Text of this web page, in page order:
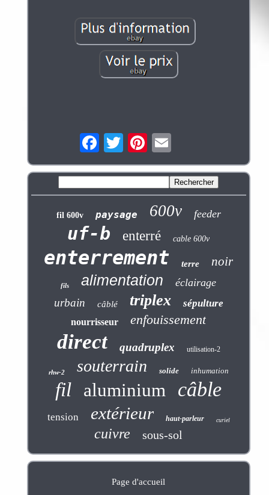
fil 600v paysage 600v feeder
uf-b enterré cable 600v
enterrement terre noir
fils alimentation éclairage
urbain câblé triplex sépulture
nourrisseur enfouissement
direct quadruplex utilisation-2
rhw-2 souterrain solide inhumation
fil aluminium câble
tension extérieur haut-parleur curiel
cuivre sous-sol
Page d'accueil